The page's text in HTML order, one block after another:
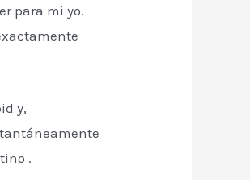
para mi yo.
y,
.